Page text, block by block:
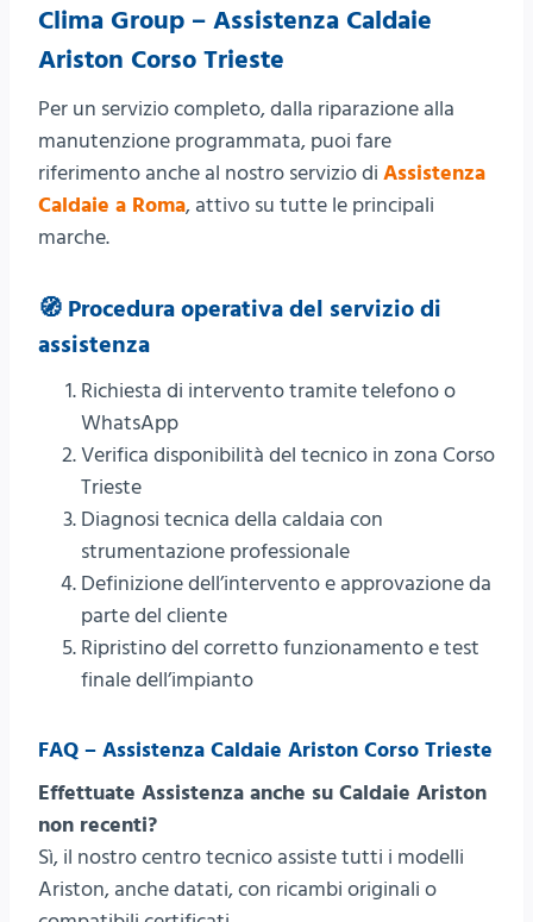
Clima Group – Assistenza Caldaie
Ariston Corso Trieste
Per un servizio completo, dalla riparazione alla
manutenzione programmata, puoi fare
riferimento anche al nostro servizio di Assistenza
Caldaie a Roma, attivo su tutte le principali
marche.
🧭 Procedura operativa del servizio di
assistenza
Richiesta di intervento tramite telefono o
WhatsApp
Verifica disponibilità del tecnico in zona Corso
Trieste
Diagnosi tecnica della caldaia con
strumentazione professionale
Definizione dell’intervento e approvazione da
parte del cliente
Ripristino del corretto funzionamento e test
finale dell’impianto
FAQ – Assistenza Caldaie Ariston Corso Trieste
Effettuate Assistenza anche su Caldaie Ariston
non recenti?
Sì, il nostro centro tecnico assiste tutti i modelli
Ariston, anche datati, con ricambi originali o